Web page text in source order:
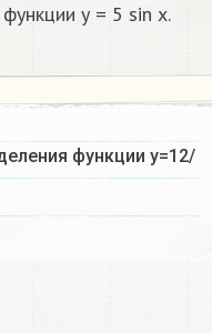
у = 5 sin х.
функции у=12/